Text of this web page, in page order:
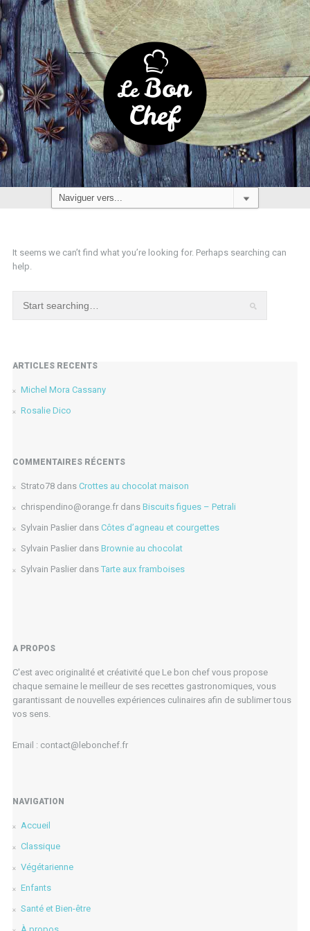
It seems we can’t find what you’re looking for. Perhaps searching can
help.
ARTICLES RÉCENTS
Michel Mora Cassany
Rosalie Dico
COMMENTAIRES RÉCENTS
Strato78dans Crottes au chocolat maison
chrispendino@orange.frdans Biscuits figues – Petrali
Sylvain Paslierdans Côtes d’agneau et courgettes
Sylvain Paslierdans Brownie au chocolat
Sylvain Paslierdans Tarte aux framboises
A PROPOS
C'est avec originalité et créativité que Le bon chef vous propose
chaque semaine le meilleur de ses recettes gastronomiques, vous
garantissant de nouvelles expériences culinaires afin de sublimer tous
vos sens.
Email : contact@lebonchef.fr
NAVIGATION
Accueil
Classique
Végétarienne
Enfants
Santé et Bien-être